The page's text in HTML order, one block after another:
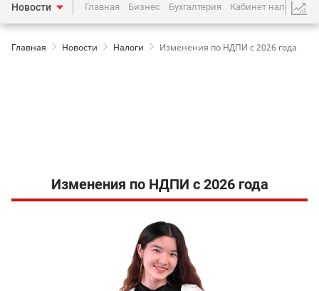
Новости Главная Бизнес Бухгалтерия Кабинет
Главная Новости Налоги Изменения по НДПИ с 2026 года
Изменения по НДПИ с 2026 года